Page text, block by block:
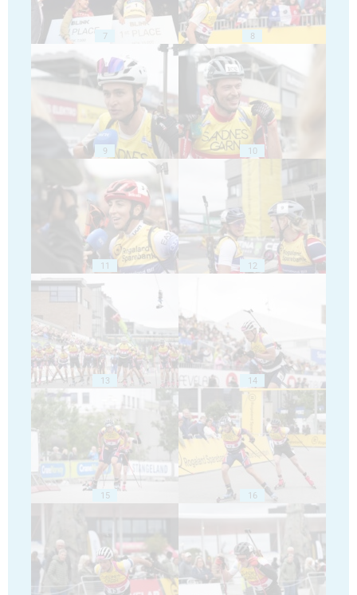
7 8
9 10
11 12
13 14
15 16